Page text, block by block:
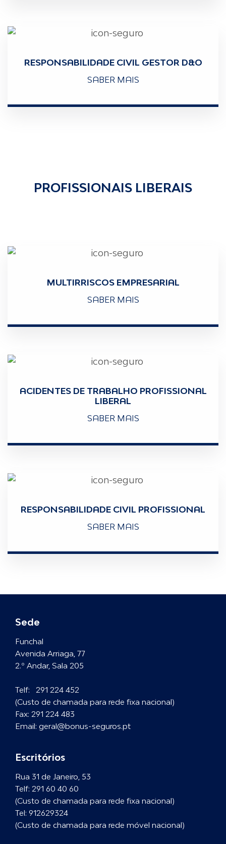
RESPONSABILIDADE CIVIL GESTOR D&O
SABER MAIS
PROFISSIONAIS LIBERAIS
MULTIRRISCOS EMPRESARIAL
SABER MAIS
ACIDENTES DE TRABALHO PROFISSIONAL
LIBERAL
SABER MAIS
RESPONSABILIDADE CIVIL PROFISSIONAL
SABER MAIS
Sede
Funchal
Avenida Arriaga, 77
2.º Andar, Sala 205
Telf:
291 224 452
(Custo de chamada para rede fixa nacional)
Fax: 291 224 483
Email: geral@bonus-seguros.pt
Escritórios
Rua 31 de Janeiro, 53
Telf: 291 60 40 60
(Custo de chamada para rede fixa nacional)
Tel: 912629324
(Custo de chamada para rede móvel nacional)